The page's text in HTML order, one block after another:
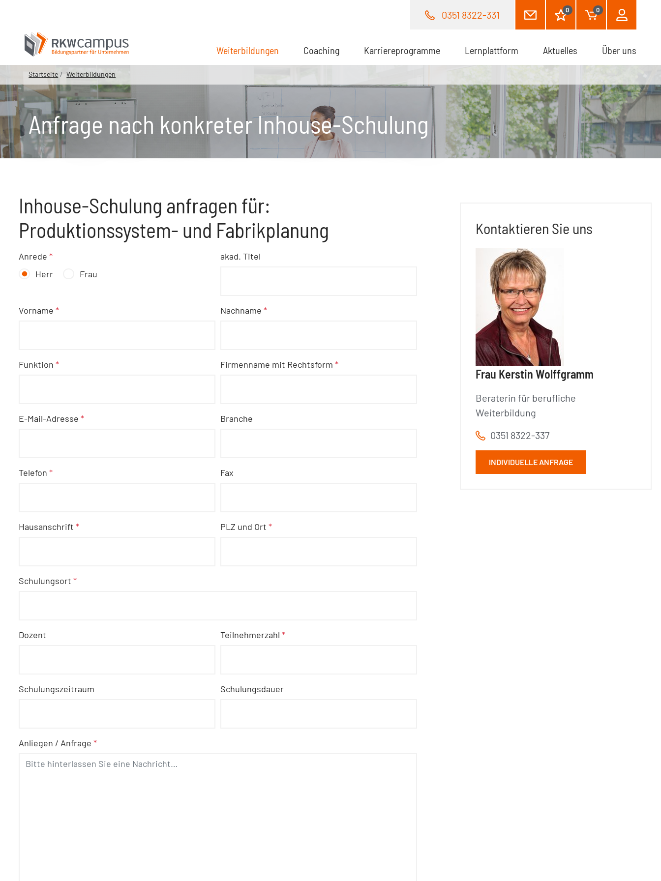
0351 8322-331 0 0
Weiterbildungen (aktuell)Coaching Karriereprogramme Lernplattform Aktuelles Über uns
Startseite Weiterbildungen
Anfrage nach konkreter Inhouse-Schulung
Inhouse-Schulung anfragen für:
Produktionssystem- und Fabrikplanung
Anrede*
Herr
Frau
akad. Titel
Vorname* Nachname *
Funktion* Firmenname mit Rechtsform *
E-Mail-Adresse* Branche
Telefon* Fax
Hausanschrift* PLZ und Ort *
Schulungsort*
Dozent Teilnehmerzahl *
Schulungszeitraum Schulungsdauer
Anliegen / Anfrage*
Kontaktieren Sie uns
Frau Kerstin Wolffgramm
Beraterin für berufliche
Weiterbildung
0351 8322-337
INDIVIDUELLE ANFRAGE